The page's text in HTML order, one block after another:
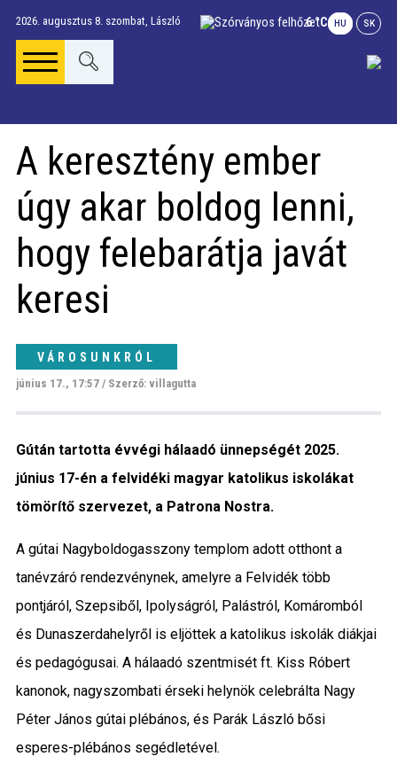
Vállalkozások és
szolgáltatások
Riport
Közigazgatás
Kultúra
Interjú
Gyereksarok
PR
2026. augusztus 8. szombat, László 6 °C HU SK
A keresztény ember
úgy akar boldog lenni,
hogy felebarátja javát
keresi
VÁROSUNKRÓL
június 17., 17:57 / Szerző: villagutta
Gútán tartotta évvégi hálaadó ünnepségét 2025.
június 17-én a felvidéki magyar katolikus iskolákat
tömörítő szervezet, a Patrona Nostra.
A gútai Nagyboldogasszony templom adott otthont a
tanévzáró rendezvénynek, amelyre a Felvidék több
pontjáról, Szepsiből, Ipolyságról, Palástról, Komáromból
és Dunaszerdahelyről is eljöttek a katolikus iskolák diákjai
és pedagógusai. A hálaadó szentmisét ft. Kiss Róbert
kanonok, nagyszombati érseki helynök celebrálta Nagy
Péter János gútai plébános, és Parák László bősi
esperes-plébános segédletével.